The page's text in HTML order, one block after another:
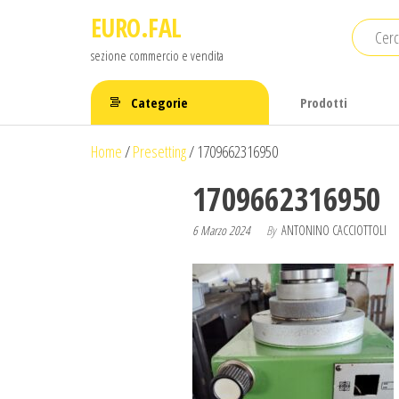
EURO.FAL
sezione commercio e vendita
Categorie Prodotti
Home/Presetting/ 1709662316950
1709662316950
6 Marzo 2024 By ANTONINO CACCIOTTOLI